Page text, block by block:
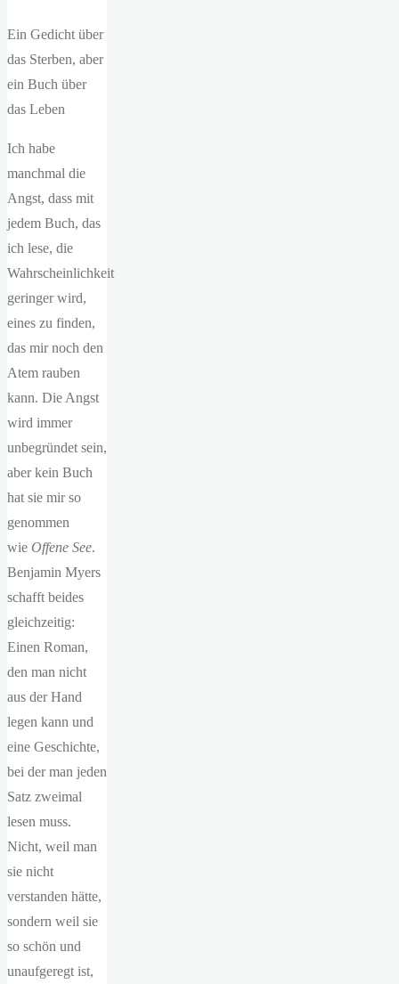
Ein Gedicht über
das Sterben, aber
ein Buch über
das Leben
Ich habe
manchmal die
Angst, dass mit
jedem Buch, das
ich lese, die
Wahrscheinlichkeit
geringer wird,
eines zu finden,
das mir noch den
Atem rauben
kann. Die Angst
wird immer
unbegründet sein,
aber kein Buch
hat sie mir so
genommen
wie Offene See.
Benjamin Myers
schafft beides
gleichzeitig:
Einen Roman,
den man nicht
aus der Hand
legen kann und
eine Geschichte,
bei der man jeden
Satz zweimal
lesen muss.
Nicht, weil man
sie nicht
verstanden hätte,
sondern weil sie
so schön und
unaufgeregt ist,